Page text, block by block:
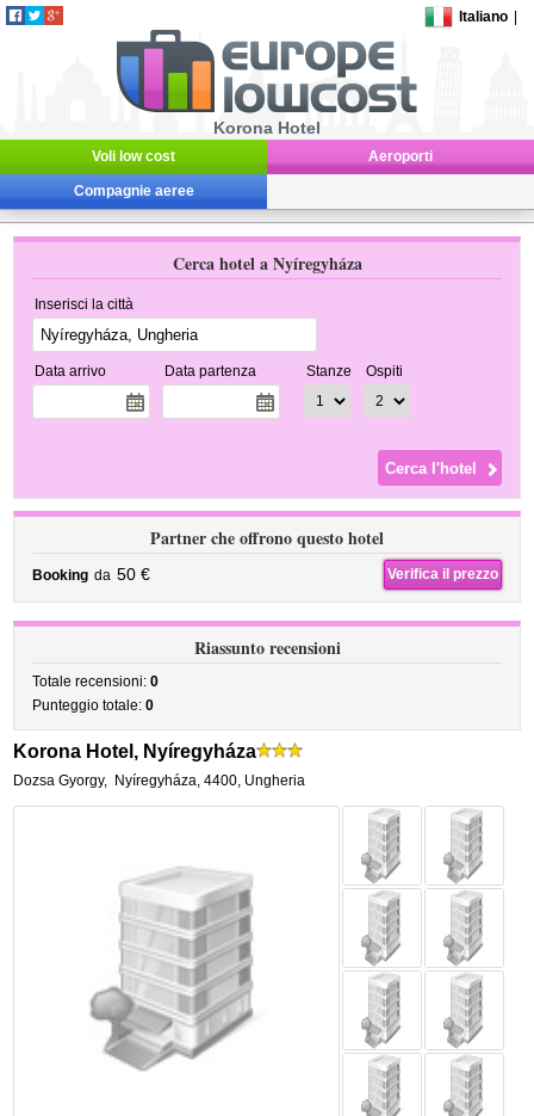
Italiano
Korona Hotel
Voli low cost Aeroporti
Compagnie aeree
Cerca hotel a Nyíregyháza
Inserisci la città
Data arrivo Data partenza Stanze Ospiti
Partner che offrono questo hotel
Booking da 50 € Verifica il prezzo
Riassunto recensioni
Totale recensioni:0
Punteggio totale:0
Korona Hotel, Nyíregyháza
Dozsa Gyorgy, Nyíregyháza,4400, Ungheria